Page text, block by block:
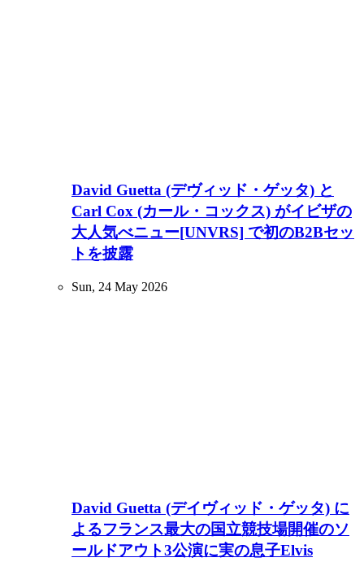
David Guetta (デヴィッド・ゲッタ) と
Carl Cox (カール・コックス) がイビザの
大人気べニュー[UNVRS] で初のB2Bセッ
トを披露
Sun, 24 May 2026
David Guetta (デイヴィッド・ゲッタ) に
よるフランス最大の国立競技場開催のソ
ールドアウト3公演に実の息子Elvis